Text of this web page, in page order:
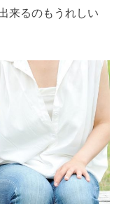
来るのもうれしい